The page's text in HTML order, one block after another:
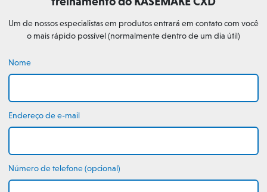
Um de nossos especialistas em produtos entrará em contato com você
o mais rápido possível (normalmente dentro de um dia útil)
Nome
Endereço de e-mail
Número de telefone (opcional)